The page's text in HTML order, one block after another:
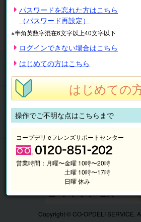
マイページ 注文履歴
抽選結果
請求内容
チケット
くらしのサービス
このサイトの使い方
マイページ
Copyright © CO-OPDELI SERVICE.
パスワードを忘れた方はこちら
（パスワード再設定）
※半角英数字混在6文字以上40文字以下
ログインできない場合はこちら
はじめての方はこちら
はじめての
操作でご不明な点はこちらまで
コープデリ eフレンズサポートセンター
営業時間： 月曜〜金曜 10時〜20時
土曜 10時〜17時
日曜 休み